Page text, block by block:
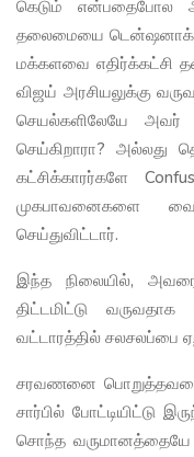
கெடும் என்பதைபோல
தலைமையை
மக்களவை எதிர்க்கட்சி
விஜய் அரசியலுக்கு
செயல்களிலேயே அவர்
செய்கிறாரா? அல்லது
கட்சிக்காரர்களே
முகபாவனைகளை
செய்துவிட்டார்.
இந்த நிலையில்,
திட்டமிட்டு
வட்டாரத்தில் சலசலப்பை
சரவணனை
சார்பில் போட்டியிட்டு
சொந்த வருமானத்தையே